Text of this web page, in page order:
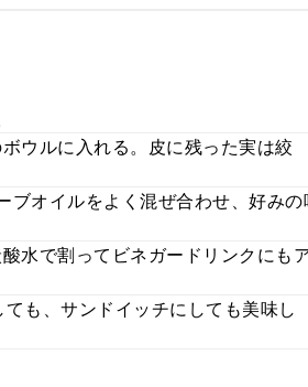
ウルに入れる。皮に残った実は絞
ブオイルをよく混ぜ合わせ、好みの
水で割ってビネガードリンクにも
も、サンドイッチにしても美味し